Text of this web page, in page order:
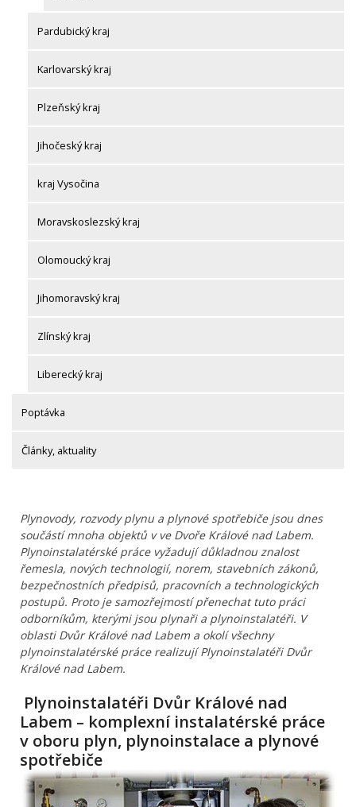
Pardubický kraj
Karlovarský kraj
Plzeňský kraj
Jihočeský kraj
kraj Vysočina
Moravskoslezský kraj
Olomoucký kraj
Jihomoravský kraj
Zlínský kraj
Liberecký kraj
Poptávka
Články, aktuality
Plynovody, rozvody plynu a plynové spotřebiče jsou dnes
součástí mnoha objektů v ve Dvoře Králové nad Labem.
Plynoinstalatérské práce vyžadují důkladnou znalost
řemesla, nových technologií, norem, stavebních zákonů,
bezpečnostních předpisů, pracovních a technologických
postupů. Proto je samozřejmostí přenechat tuto práci
odborníkům, kterými jsou plynaři a plynoinstalatéři. V
oblasti Dvůr Králové nad Labem a okolí všechny
plynoinstalatérské práce realizují Plynoinstalatéři Dvůr
Králové nad Labem.
Plynoinstalatéři Dvůr Králové nad
Labem – komplexní instalatérské práce
v oboru plyn, plynoinstalace a plynové
spotřebiče